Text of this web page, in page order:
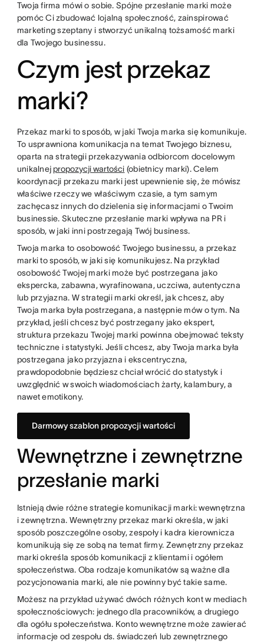
Twoja firma mówi o sobie. Spójne przesłanie marki może
pomóc Ci zbudować lojalną społeczność, zainspirować
marketing szeptany i stworzyć unikalną tożsamość marki
dla Twojego businessu.
Czym jest przekaz
marki?
Przekaz marki to sposób, w jaki Twoja marka się komunikuje.
To usprawniona komunikacja na temat Twojego biznesu,
oparta na strategii przekazywania odbiorcom docelowym
unikalnej propozycji wartości (obietnicy marki). Celem
koordynacji przekazu marki jest upewnienie się, że mówisz
właściwe rzeczy we właściwym czasie, a tym samym
zachęcasz innych do dzielenia się informacjami o Twoim
businessie. Skuteczne przesłanie marki wpływa na PR i
sposób, w jaki inni postrzegają Twój business.
Twoja marka to osobowość Twojego businessu, a przekaz
marki to sposób, w jaki się komunikujesz. Na przykład
osobowość Twojej marki może być postrzegana jako
ekspercka, zabawna, wyrafinowana, uczciwa, autentyczna
lub przyjazna. W strategii marki określ, jak chcesz, aby
Twoja marka była postrzegana, a następnie mów o tym. Na
przykład, jeśli chcesz być postrzegany jako ekspert,
struktura przekazu Twojej marki powinna obejmować teksty
techniczne i statystyki. Jeśli chcesz, aby Twoja marka była
postrzegana jako przyjazna i ekscentryczna,
prawdopodobnie będziesz chciał wrócić do statystyk i
uwzględnić w swoich wiadomościach żarty, kalambury, a
nawet emotikony.
Darmowy szablon propozycji wartości
Wewnętrzne i zewnętrzne
przesłanie marki
Istnieją dwie różne strategie komunikacji marki: wewnętrzna
i zewnętrzna. Wewnętrzny przekaz marki określa, w jaki
sposób poszczególne osoby, zespoły i kadra kierownicza
komunikują się ze sobą na temat firmy. Zewnętrzny przekaz
marki określa sposób komunikacji z klientami i ogółem
społeczeństwa. Oba rodzaje komunikatów są ważne dla
pozycjonowania marki, ale nie powinny być takie same.
Możesz na przykład używać dwóch różnych kont w mediach
społecznościowych: jednego dla pracowników, a drugiego
dla ogółu społeczeństwa. Konto wewnętrzne może zawierać
informacje od zespołu ds. świadczeń lub zewnętrznego